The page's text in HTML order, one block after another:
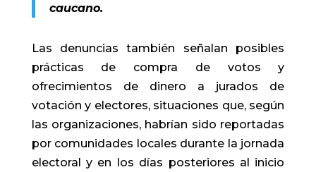
caucano.
Las denuncias también señalan posibles
prácticas de compra de votos y
ofrecimientos de dinero a jurados de
votación y electores, situaciones que, según
las organizaciones, habrían sido reportadas
por comunidades locales durante la jornada
electoral y en los días posteriores al inicio